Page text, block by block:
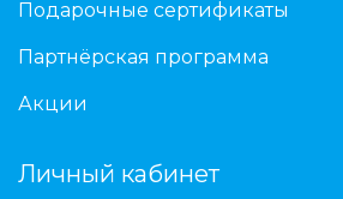
Подарочные сертификаты
Партнёрская программа
Акции
Личный кабинет